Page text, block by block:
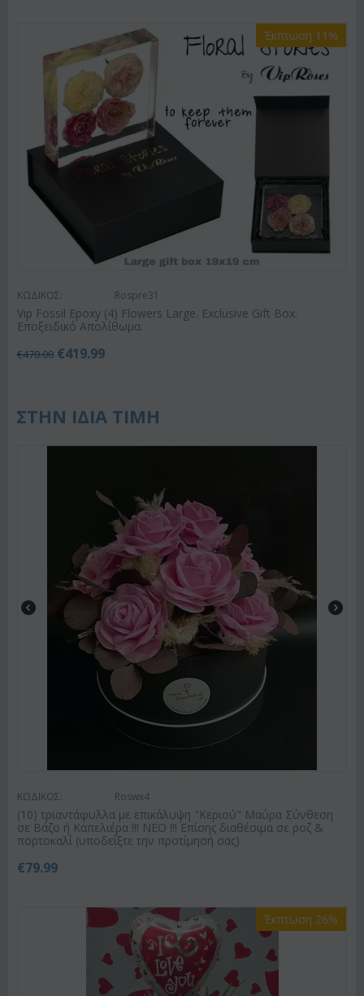
Έκπτωση 11%
ΚΩΔΙΚΟΣ: Rospre31
Vip Fossil Epoxy (4) Flowers Large. Exclusive Gift Box.
Εποξειδικό Απολίθωμα.
€470.00 €419.99
ΣΤΗΝ ΙΔΙΑ ΤΙΜΗ
ΚΩΔΙΚΟΣ: Roswx4
(10) τριαντάφυλλα με επικάλυψη "Κεριού" Μαύρα Σύνθεση
σε Βάζο ή Καπελιέρα !!! ΝΕΟ !!! Επίσης διαθέσιμα σε ροζ &
πορτοκαλί (υποδείξτε την προτίμησή σας)
€79.99
Έκπτωση 26%